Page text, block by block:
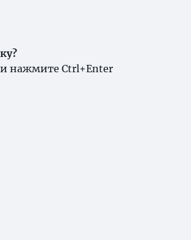
нажмите Ctrl+Enter